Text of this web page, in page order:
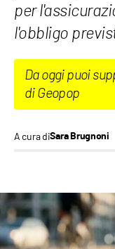
per
l'obbligo
Da oggi puoi
di Geopop
A cura diSara Brugnoni